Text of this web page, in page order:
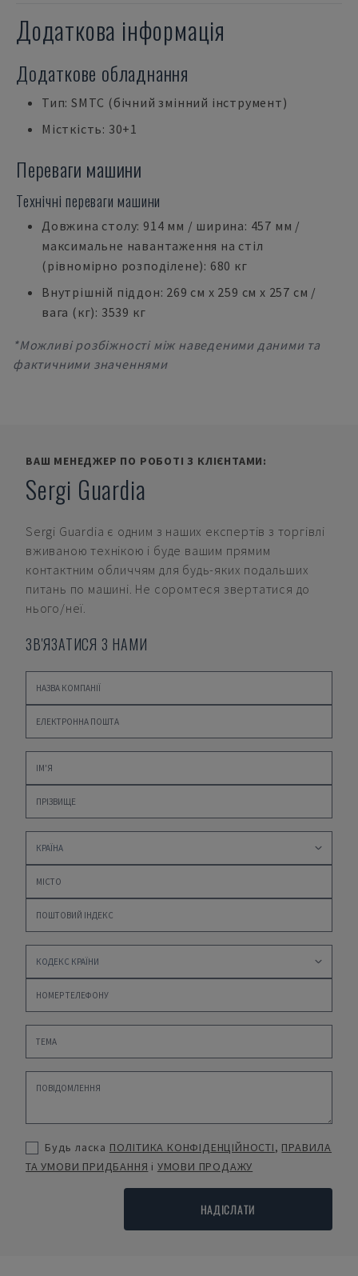
Додаткова інформація
Додаткове обладнання
Тип: SMTC (бічний змінний інструмент)
Місткість: 30+1
Переваги машини
Технічні переваги машини
Довжина столу: 914 мм / ширина: 457 мм /
максимальне навантаження на стіл
(рівномірно розподілене): 680 кг
Внутрішній піддон: 269 см x 259 см x 257 см /
вага (кг): 3539 кг
*Можливі розбіжності між наведеними даними та
фактичними значеннями
ВАШ МЕНЕДЖЕР ПО РОБОТІ З КЛІЄНТАМИ:
Sergi Guardia
Sergi Guardia є одним з наших експертів з торгівлі
вживаною технікою і буде вашим прямим
контактним обличчям для будь-яких подальших
питань по машині. Не соромтеся звертатися до
нього/неї.
ЗВ'ЯЗАТИСЯ З НАМИ
Будь ласка ПОЛІТИКА КОНФІДЕНЦІЙНОСТІ, ПРАВИЛА
ТА УМОВИ ПРИДБАННЯ і УМОВИ ПРОДАЖУ
НАДІСЛАТИ